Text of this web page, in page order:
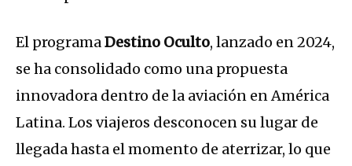
El programaDestino Oculto, lanzado en 2024,
se ha consolidado como una propuesta
innovadora dentro de la aviación en América
Latina. Los viajeros desconocen su lugar de
llegada hasta el momento de aterrizar, lo que